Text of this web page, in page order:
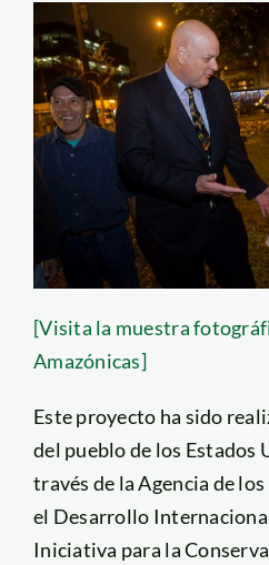
[Visita la muestra
Amazónicas]
Este proyecto ha sido
del pueblo de los Estados
través de la Agencia de
el Desarrollo
Iniciativa para la